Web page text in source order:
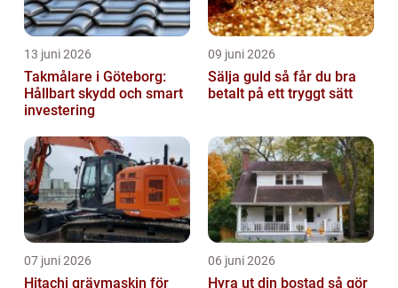
13 juni 2026
Takmålare i Göteborg:
Hållbart skydd och smart
investering
09 juni 2026
Sälja guld så får du bra
betalt på ett tryggt sätt
07 juni 2026
Hitachi grävmaskin för
06 juni 2026
Hyra ut din bostad så gör